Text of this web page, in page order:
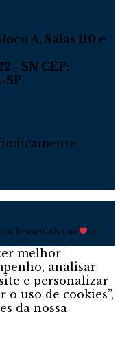
A, Salas 110 e
- SN CEP:
SP
Desenvolvido com
por
melhor
analisar
e personalizar
o uso de cookies”,
da nossa